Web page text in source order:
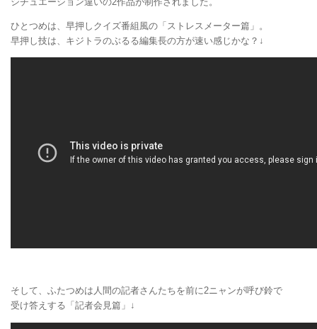
ひとつめは、早押しクイズ番組風の「ストレスメーター篇」。
早押し技は、キジトラのぶるる編集長の方が速い感じかな？↓
そして、ふたつめは人間の記者さんたちを前に2ニャンが呼び鈴で
受け答えする「記者会見篇」↓